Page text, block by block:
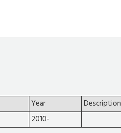
Year Description
2010-